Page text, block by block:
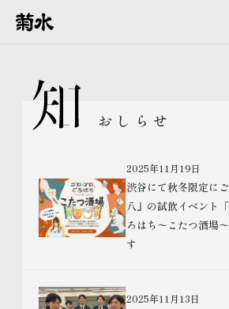
おしらせ
2025年11月19日
渋谷にて秋冬限定に
八』の試飲イベント
ろはち〜こたつ酒場
す
2025年11月13日